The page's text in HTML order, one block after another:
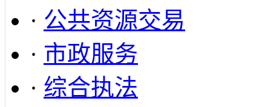
· 公共资源交易
· 市政服务
· 综合执法